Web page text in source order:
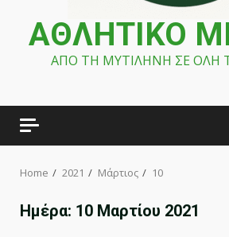
ΑΘΛΗΤΙΚΟ
ΑΠΟ ΤΗ ΜΥΤΙΛΗΝΗ ΣΕ ΟΛΗ
Home 2021 Μάρτιος 10
Ημέρα: 10 Μαρτίου 2021